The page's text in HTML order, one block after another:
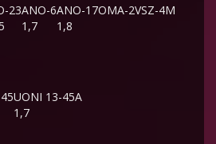
23ANO-6ANO-17OMA-2VSZ-4M
1,7 1,8
UONI 13-45A
1,7